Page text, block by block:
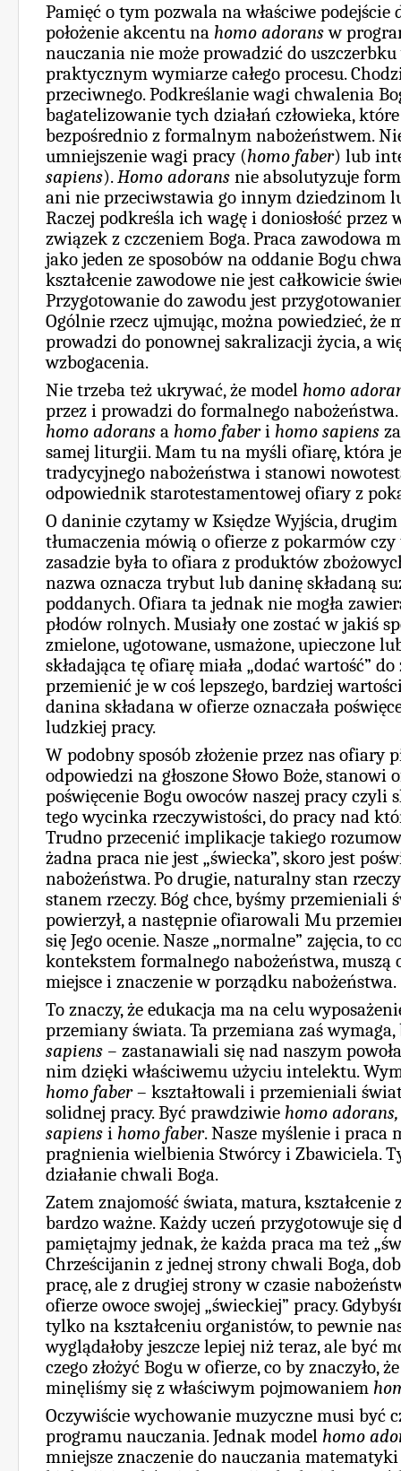
Pamięć o tym pozwala na właściwe podejście
położenie akcentu na homo adoransw
nauczania nie może prowadzić do
praktycznym wymiarze całego procesu.
przeciwnego. Podkreślanie wagi chwalenia
bagatelizowanie tych działań człowieka,
bezpośrednio z formalnym nabożeństwem.
umniejszenie wagi pracy (homo faber) lub
sapiens).Homo adorans nie absolutyzuje
ani nie przeciwstawia go innym dziedzinom
Raczej podkreśla ich wagę i doniosłość przez
związek z czczeniem Boga. Praca zawodowa
jako jeden ze sposobów na oddanie Bogu
kształcenie zawodowe nie jest całkowicie
Przygotowanie do zawodu jest
Ogólnie rzecz ujmując, można powiedzieć, że
prowadzi do ponownej sakralizacji życia, a
wzbogacenia.
Nie trzeba też ukrywać, że model homo
przez i prowadzi do formalnego
homo adorans a homo faberi homo sapiens
samej liturgii. Mam tu na myśli ofiarę, która
tradycyjnego nabożeństwa i stanowi
odpowiednik starotestamentowej ofiary z
O daninie czytamy w Księdze Wyjścia,
tłumaczenia mówią o ofierze z pokarmów czy
zasadzie była to ofiara z produktów
nazwa oznacza trybut lub daninę składaną
poddanych. Ofiara ta jednak nie mogła
płodów rolnych. Musiały one zostać w jakiś
zmielone, ugotowane, usmażone, upieczone
składająca tę ofiarę miała „dodać wartość”
przemienić je w coś lepszego, bardziej
danina składana w ofierze oznaczała
ludzkiej pracy.
W podobny sposób złożenie przez nas ofiary
odpowiedzi na głoszone Słowo Boże, stanowi
poświęcenie Bogu owoców naszej pracy czyli
tego wycinka rzeczywistości, do pracy nad
Trudno przecenić implikacje takiego
żadna praca nie jest „świecka”, skoro jest
nabożeństwa. Po drugie, naturalny stan
stanem rzeczy. Bóg chce, byśmy przemieniali
powierzył, a następnie ofiarowali Mu
się Jego ocenie. Nasze „normalne” zajęcia, to
kontekstem formalnego nabożeństwa, muszą
miejsce i znaczenie w porządku nabożeństwa.
To znaczy, że edukacja ma na celu
przemiany świata. Ta przemiana zaś
sapiens – zastanawiali się nad naszym
nim dzięki właściwemu użyciu intelektu.
homo faber– kształtowali i przemieniali
solidnej pracy. Być prawdziwie homo adorans,
sapiens i homo faber. Nasze myślenie i praca
pragnienia wielbienia Stwórcy i Zbawiciela.
działanie chwali Boga.
Zatem znajomość świata, matura, kształcenie
bardzo ważne. Każdy uczeń przygotowuje się
pamiętajmy jednak, że każda praca ma też
Chrześcijanin z jednej strony chwali Boga,
pracę, ale z drugiej strony w czasie
ofierze owoce swojej „świeckiej” pracy.
tylko na kształceniu organistów, to pewnie
wyglądałoby jeszcze lepiej niż teraz, ale być
czego złożyć Bogu w ofierze, co by znaczyło,
minęliśmy się z właściwym pojmowaniem
Oczywiście wychowanie muzyczne musi być
programu nauczania. Jednak model homo
mniejsze znaczenie do nauczania